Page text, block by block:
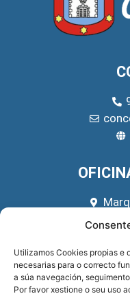
Utilizamos Cookies propias e
necesarias para o correcto
a súa navegación,
Por favor xestione o seu uso